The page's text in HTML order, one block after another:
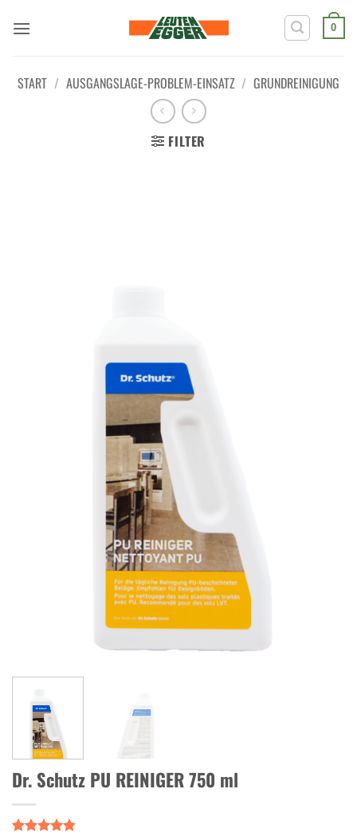
Inhalt
0
START / AUSGANGSLAGE-PROBLEM-EINSATZ / GRUNDREINIGUNG
FILTER
Dr. Schutz PU REINIGER 750 ml